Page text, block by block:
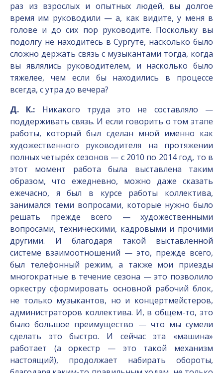
раз из взрослых и опытных людей, вы долгое
время им руководили — а, как видите, у меня в
голове и до сих пор руководите. Поскольку вы
подолгу не находитесь в Сургуте, насколько было
сложно держать связь с музыкантами тогда, когда
вы являлись руководителем, и насколько было
тяжелее, чем если бы находились в процессе
всегда, с утра до вечера?
Д. К.: Никакого труда это не составляло —
поддерживать связь. И если говорить о том этапе
работы, который был сделан мной именно как
художественного руководителя на протяжении
полных четырёх сезонов — с 2010 по 2014 год, то в
этот момент работа была выставлена таким
образом, что ежедневно, можно даже сказать
ежечасно, я был в курсе работы коллектива,
занимался теми вопросами, которые нужно было
решать прежде всего — художественными
вопросами, техническими, кадровыми и прочими
другими. И благодаря такой выставленной
системе взаимоотношений — это, прежде всего,
был телефонный режим, а также мои приезды
многократные в течение сезона — это позволило
оркестру сформировать основной рабочий блок,
не только музыкантов, но и концертмейстеров,
администраторов коллектива. И, в общем-то, это
было большое преимущество — что мы сумели
сделать это быстро. И сейчас эта «машина»
работает (а оркестр — это такой механизм
настоящий), продолжает набирать обороты,